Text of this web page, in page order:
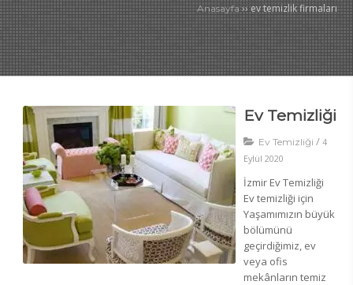
Anasayfa ››ev temizlik firmaları
Ev Temizliği
Ev Temizliği /4
Eylül 2020
İzmir Ev Temizliği
Ev temizliği için
Yaşamımızın büyük
bölümünü
geçirdiğimiz, ev
veya ofis
mekânların temiz